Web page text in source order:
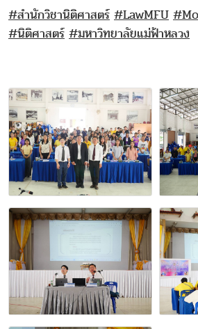
#สำนักวิชานิติศาสตร์ #LawMFU
#นิติศาสตร์ #มหาวิทยาลัยแม่ฟ้าหลวง